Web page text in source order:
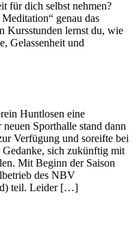
für dich selbst nehmen?
genau das
Kursstunden lernst du, wie
Gelassenheit und
Huntlosen eine
Sporthalle stand dann
Verfügung und soreifte bei
sich zukünftig mit
Mit Beginn der Saison
des NBV
teil. Leider […]